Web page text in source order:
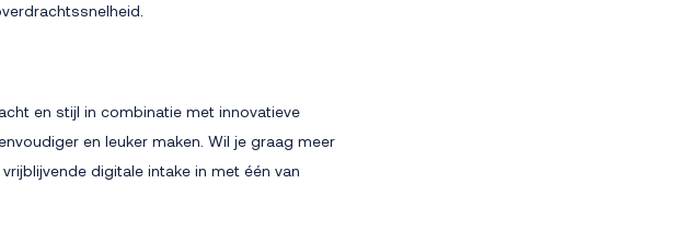
en stijl in combinatie met innovatieve
en leuker maken. Wil je graag meer
digitale intake in met één van